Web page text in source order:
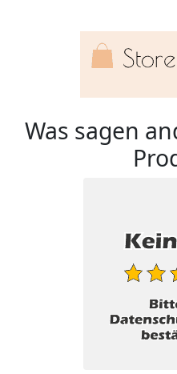
Was sagen